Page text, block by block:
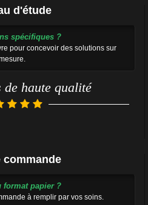
d'étude
spécifiques ?
pour concevoir des solutions sur
de haute qualité
commande
format papier ?
à remplir par vos soins.